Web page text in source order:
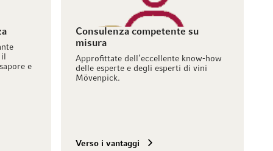
e
Consulenza competente su
misura
Approfittate dell’eccellente know-how
delle esperte e degli esperti di vini
Mövenpick.
Verso i vantaggi